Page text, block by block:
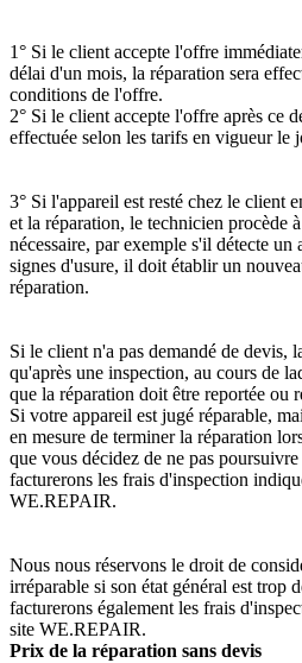
1° Si le client accepte l'offre
délai d'un mois, la réparation sera
conditions de l'offre.
2° Si le client accepte l'offre après ce
effectuée selon les tarifs en vigueur le
3° Si l'appareil est resté chez le client
et la réparation, le technicien procède
nécessaire, par exemple s'il détecte
signes d'usure, il doit établir un
réparation.
Si le client n'a pas demandé de devis,
qu'après une inspection, au cours de
que la réparation doit être reportée ou
Si votre appareil est jugé réparable,
en mesure de terminer la réparation
que vous décidez de ne pas
facturerons les frais d'inspection
WE.REPAIR.
Nous nous réservons le droit de
irréparable si son état général est trop
facturerons également les frais
site WE.REPAIR.
Prix de la réparation sans devis